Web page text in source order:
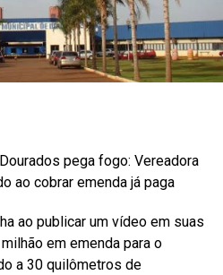
pega fogo: Vereadora
ao cobrar emenda já paga
ao publicar um vídeo em suas
em emenda para o
a 30 quilômetros de